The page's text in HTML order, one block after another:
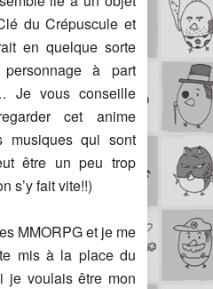
du Crépuscule et
en quelque sorte
à part
Je vous conseille
cet anime
musiques qui sont
être un peu trop
s’y fait vite!!)
MMORPG et je me
mis à la place du
je voulais être mon